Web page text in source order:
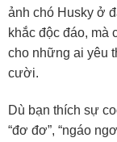
ảnh chó Husky ở
khắc độc đáo, mà
cho những ai yêu
cười.
Dù bạn thích sự
“đơ đơ”, “ngáo